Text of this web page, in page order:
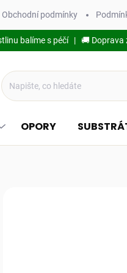
Obchodní podmínky
balíme s péčí | 🚚
OPORY